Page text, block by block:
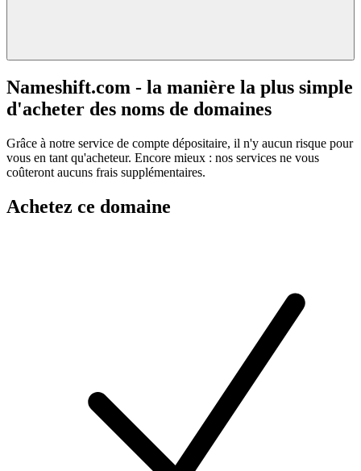
Nameshift.com - la manière la plus simple
d'acheter des noms de domaines
Grâce à notre service de compte dépositaire, il n'y aucun risque pour
vous en tant qu'acheteur. Encore mieux : nos services ne vous
coûteront aucuns frais supplémentaires.
Achetez ce domaine